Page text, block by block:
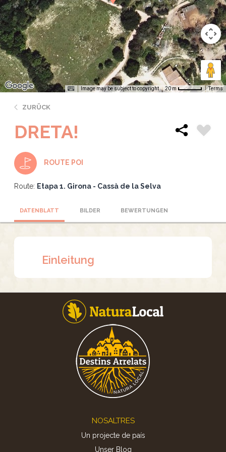
Image may be subject to copyright 20 m Terms
ZURÜCK
DRETA!
ROUTE POI
Route: Etapa 1. Girona - Cassà de la Selva
DATENBLATT BILDER BEWERTUNGEN
Einleitung
NOSALTRES
Un projecte de país
Unser Blog